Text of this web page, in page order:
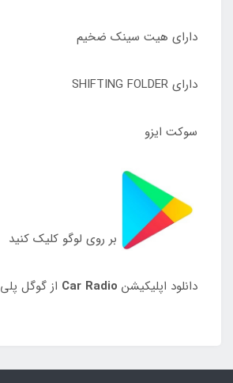
دارای هیت سینک ضخیم
دارای SHIFTING FOLDER
سوکت ایزو
بر روی لوگو کلیک کنید
دانلود اپلیکیشن Car Radio از گوگل پلی